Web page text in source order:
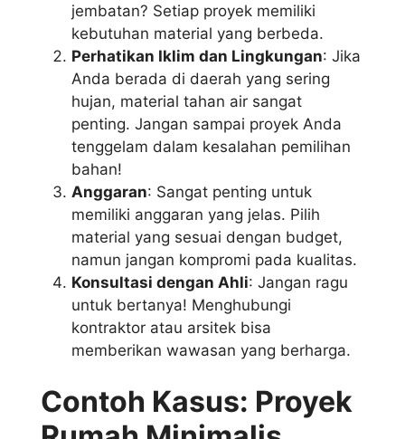
jembatan? Setiap proyek memiliki
kebutuhan material yang berbeda.
Perhatikan Iklim dan Lingkungan: Jika
Anda berada di daerah yang sering
hujan, material tahan air sangat
penting. Jangan sampai proyek Anda
tenggelam dalam kesalahan pemilihan
bahan!
Anggaran: Sangat penting untuk
memiliki anggaran yang jelas. Pilih
material yang sesuai dengan budget,
namun jangan kompromi pada kualitas.
Konsultasi dengan Ahli: Jangan ragu
untuk bertanya! Menghubungi
kontraktor atau arsitek bisa
memberikan wawasan yang berharga.
Contoh Kasus: Proyek